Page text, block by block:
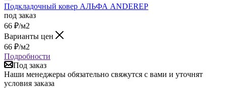
Подкладочный ковер АЛЬФА ANDEREP
под заказ
66 ₽/м2
Варианты цен
66 ₽/м2
Подробности
Под заказ
Наши менеджеры обязательно свяжутся с вами и уточнят
условия заказа